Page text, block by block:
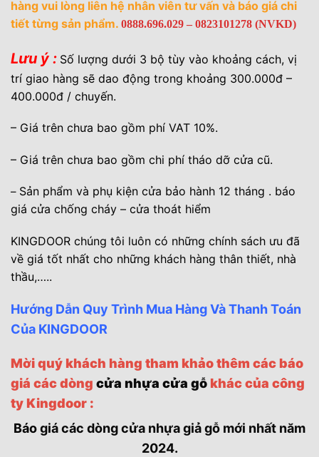
hàng vui lòng liên hệ nhân viên tư vấn và báo giá chi
tiết từng sản phẩm. 0888.696.029 – 0823101278 (NVKD)
Lưu ý : Số lượng dưới 3 bộ tùy vào khoảng cách, vị
trí giao hàng sẽ dao động trong khoảng 300.000đ –
400.000đ / chuyến.
– Giá trên chưa bao gồm phí VAT 10%.
– Giá trên chưa bao gồm chi phí tháo dỡ cửa cũ.
– Sản phẩm và phụ kiện cửa bảo hành 12 tháng . báo
giá cửa chống cháy – cửa thoát hiểm
KINGDOOR chúng tôi luôn có những chính sách ưu đã
về giá tốt nhất cho những khách hàng thân thiết, nhà
thầu,…..
Hướng Dẫn Quy Trình Mua Hàng Và Thanh Toán
Của KINGDOOR
Mời quý khách hàng tham khảo thêm các báo
giá các dòng cửa nhựa cửa gỗ khác của công
ty Kingdoor :
Báogiá các dòng cửa nhựa giả gỗ mới nhất năm
2024.